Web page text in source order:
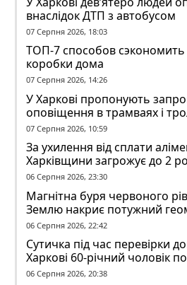
внаслідок ДТП з автобусом
07 Серпня 2026, 18:03
ТОП-7 способов
коробки дома
07 Серпня 2026, 14:26
У Харкові пропонують
оповіщення в трамваях і
07 Серпня 2026, 10:59
За ухилення від сплати
Харківщини загрожує до 2
волі
06 Серпня 2026, 23:30
Магнітна буря червоного
Землю накриє потужний
06 Серпня 2026, 22:42
Сутичка під час перевірки
Харкові 60-річний чоловік
конфлікті з ТЦК
06 Серпня 2026, 20:38